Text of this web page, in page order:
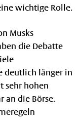
wichtige Rolle.
Musks
die Debatte
deutlich länger in
sehr hohen
an die Börse.